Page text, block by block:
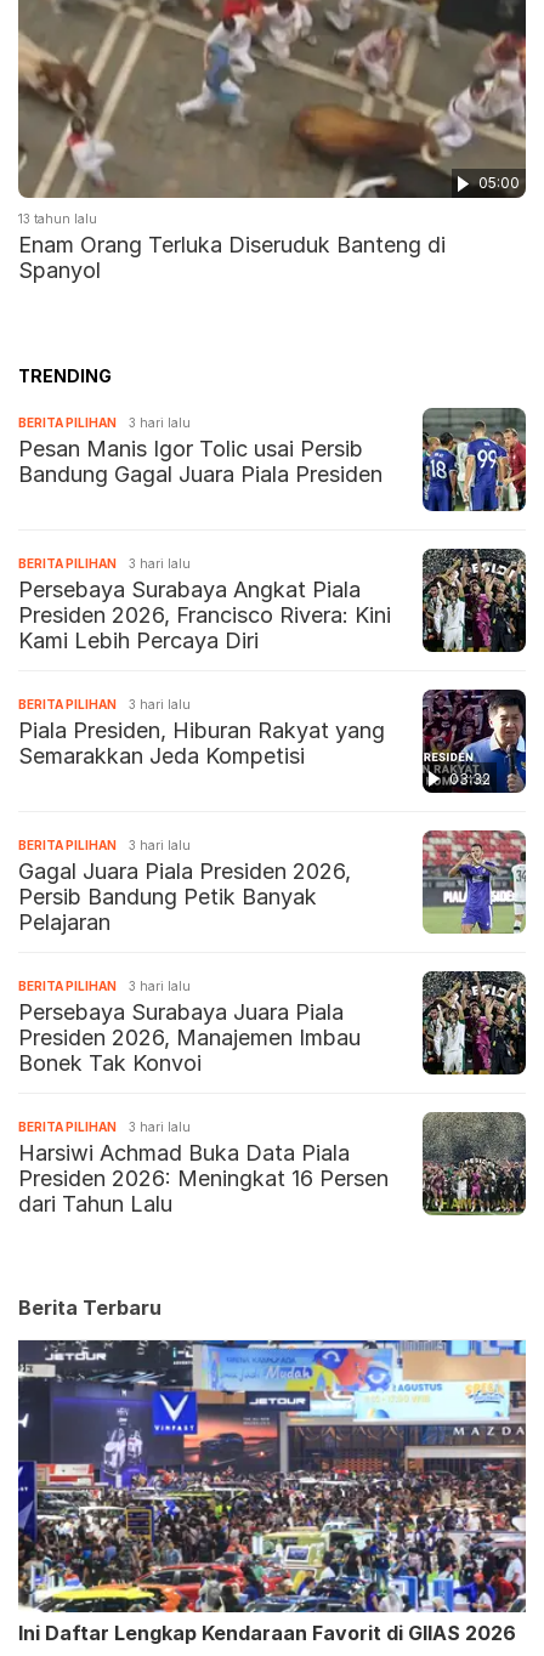
05:00
13 tahun lalu
Enam Orang Terluka Diseruduk Banteng di
Spanyol
TRENDING
BERITA PILIHAN 3 hari lalu
Pesan Manis Igor Tolic usai Persib
Bandung Gagal Juara Piala Presiden
BERITA PILIHAN 3 hari lalu
Persebaya Surabaya Angkat Piala
Presiden 2026, Francisco Rivera: Kini
Kami Lebih Percaya Diri
03:32
BERITA PILIHAN 3 hari lalu
Piala Presiden, Hiburan Rakyat yang
Semarakkan Jeda Kompetisi
BERITA PILIHAN 3 hari lalu
Gagal Juara Piala Presiden 2026,
Persib Bandung Petik Banyak
Pelajaran
BERITA PILIHAN 3 hari lalu
Persebaya Surabaya Juara Piala
Presiden 2026, Manajemen Imbau
Bonek Tak Konvoi
BERITA PILIHAN 3 hari lalu
Harsiwi Achmad Buka Data Piala
Presiden 2026: Meningkat 16 Persen
dari Tahun Lalu
Berita Terbaru
Ini Daftar Lengkap Kendaraan Favorit di GIIAS 2026